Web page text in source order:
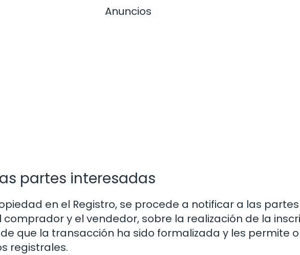
Anuncios
partes interesadas
en el Registro, se procede a notificar a las partes
y el vendedor, sobre la realización de la
que la transacción ha sido formalizada y les permite
registrales.